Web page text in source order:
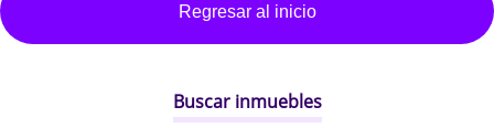
Regresar al inicio
Buscar inmuebles